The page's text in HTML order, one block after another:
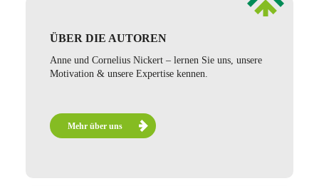
ÜBER DIE AUTOREN
Anne und Cornelius Nickert – lernen Sie uns, unsere
Motivation & unsere Expertise kennen.
Mehr über uns